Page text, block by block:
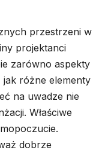
przestrzeni w
projektanci
zarówno aspekty
różne elementy
na uwadze nie
Właściwe
dobrze